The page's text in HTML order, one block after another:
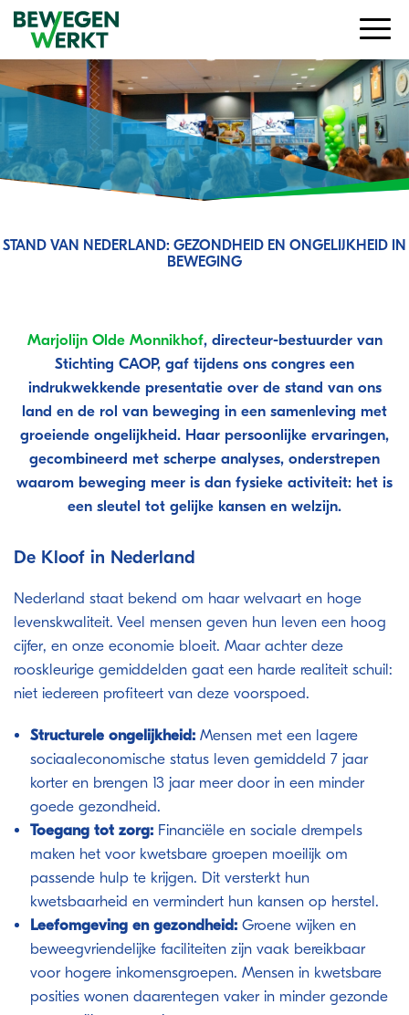
STAND VAN NEDERLAND: GEZONDHEID EN ONGELIJKHEID IN
BEWEGING
Marjolijn Olde Monnikhof, directeur-bestuurder van
Stichting CAOP, gaf tijdens ons congres een
indrukwekkende presentatie over de stand van ons
land en de rol van beweging in een samenleving met
groeiende ongelijkheid. Haar persoonlijke ervaringen,
gecombineerd met scherpe analyses, onderstrepen
waarom beweging meer is dan fysieke activiteit: het is
een sleutel tot gelijke kansen en welzijn.
De Kloof in Nederland
Nederland staat bekend om haar welvaart en hoge
levenskwaliteit. Veel mensen geven hun leven een hoog
cijfer, en onze economie bloeit. Maar achter deze
rooskleurige gemiddelden gaat een harde realiteit schuil:
niet iedereen profiteert van deze voorspoed.
Structurele ongelijkheid: Mensen met een lagere
sociaaleconomische status leven gemiddeld 7 jaar
korter en brengen 13 jaar meer door in een minder
goede gezondheid.
Toegang tot zorg: Financiële en sociale drempels
maken het voor kwetsbare groepen moeilijk om
passende hulp te krijgen. Dit versterkt hun
kwetsbaarheid en vermindert hun kansen op herstel.
Leefomgeving en gezondheid: Groene wijken en
beweegvriendelijke faciliteiten zijn vaak bereikbaar
voor hogere inkomensgroepen. Mensen in kwetsbare
posities wonen daarentegen vaker in minder gezonde